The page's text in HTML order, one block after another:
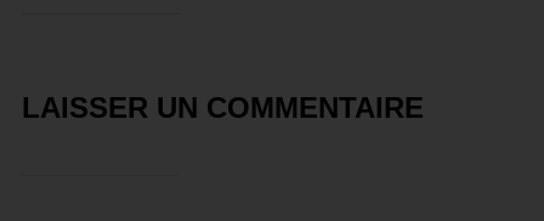
LAISSER UN COMMENTAIRE